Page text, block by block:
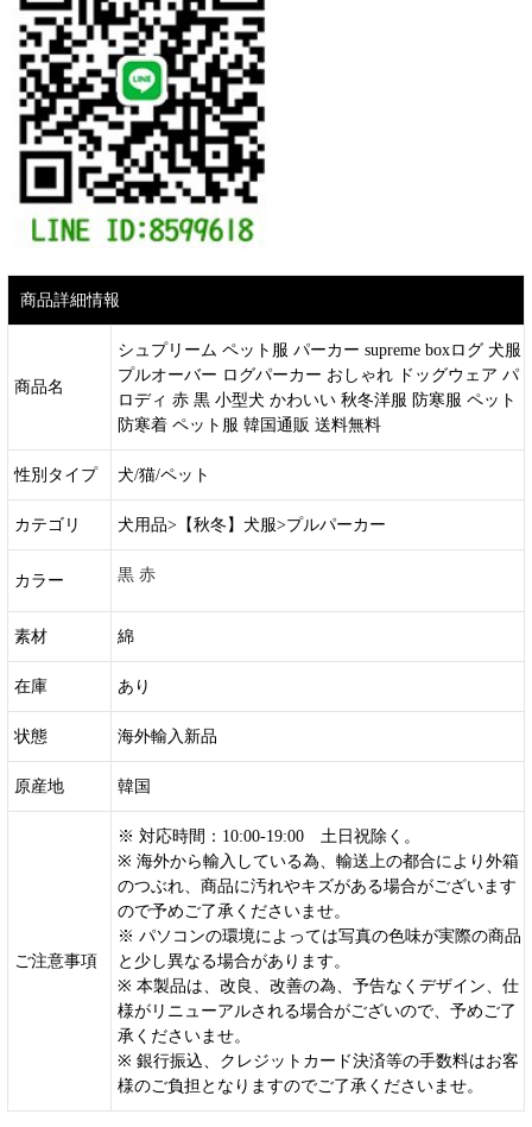
商品詳細情報
商品名
シュプリーム ペット服 パーカー supreme boxログ 犬服
プルオーバー ログパーカー おしゃれ ドッグウェア パ
ロディ 赤 黒 小型犬 かわいい 秋冬洋服 防寒服 ペット
防寒着 ペット服 韓国通販 送料無料
性別タイプ 犬/猫/ペット
カテゴリ 犬用品>【秋冬】犬服>プルパーカー
カラー 黒 赤
素材 綿
在庫 あり
状態 海外輸入新品
原産地 韓国
ご注意事項
※ 対応時間：10:00-19:00 土日祝除く。
※ 海外から輸入している為、輸送上の都合により外箱
のつぶれ、商品に汚れやキズがある場合がございます
ので予めご了承くださいませ。
※ パソコンの環境によっては写真の色味が実際の商品
と少し異なる場合があります。
※ 本製品は、改良、改善の為、予告なくデザイン、仕
様がリニューアルされる場合がございので、予めご了
承くださいませ。
※ 銀行振込、クレジットカード決済等の手数料はお客
様のご負担となりますのでご了承くださいませ。